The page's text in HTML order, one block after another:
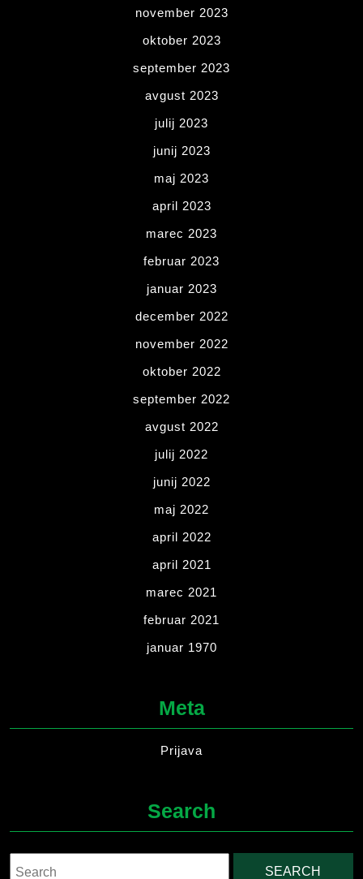
november 2023
oktober 2023
september 2023
avgust 2023
julij 2023
junij 2023
maj 2023
april 2023
marec 2023
februar 2023
januar 2023
december 2022
november 2022
oktober 2022
september 2022
avgust 2022
julij 2022
junij 2022
maj 2022
april 2022
april 2021
marec 2021
februar 2021
januar 1970
Meta
Prijava
Search